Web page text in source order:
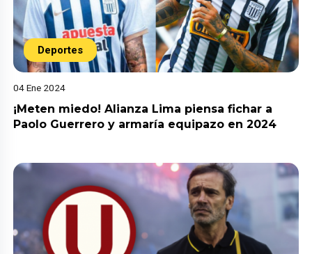
Deportes
04 Ene 2024
¡Meten miedo! Alianza Lima piensa fichar a
Paolo Guerrero y armaría equipazo en 2024